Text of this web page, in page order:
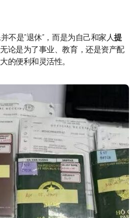
不是“退休”，而是为自己和家人提
论是为了事业、教育，还是资产配
的便利和灵活性。